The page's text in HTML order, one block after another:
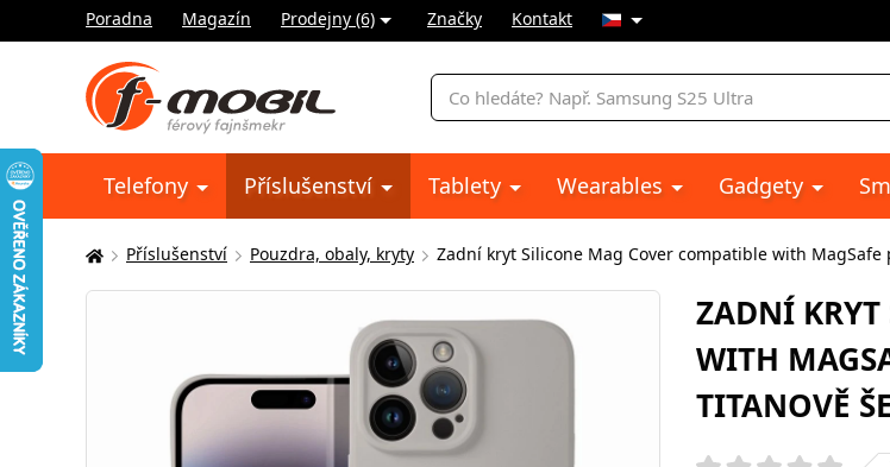
Poradna Magazín Prodejny (6) Značky Kontakt
Vyhledávání
Telefony Příslušenství Tablety Wearables Gadgety
Zde
se
Příslušenství Pouzdra, obaly, kryty Zadní kryt Silicone Mag Cover compatible with MagSafe
ZADNÍ KRYT
WITH
TITANOVĚ